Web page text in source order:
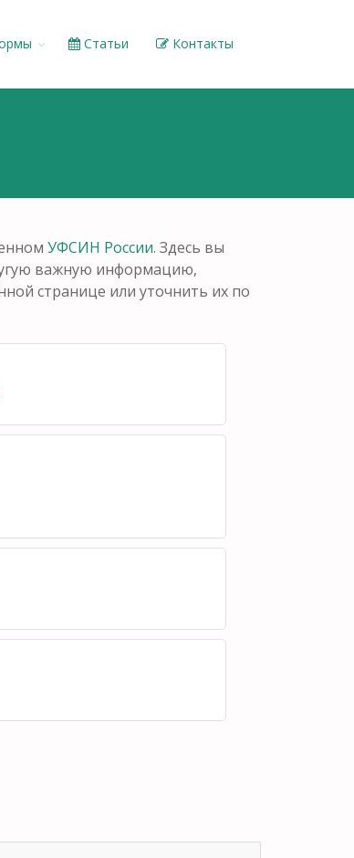
Статьи Контакты
УФСИН России. Здесь вы
важную информацию,
странице или уточнить их по